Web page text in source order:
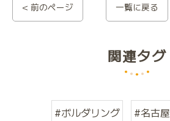
< 前のページ 一覧に戻る
関連タグ
#ボルダリング #名古屋